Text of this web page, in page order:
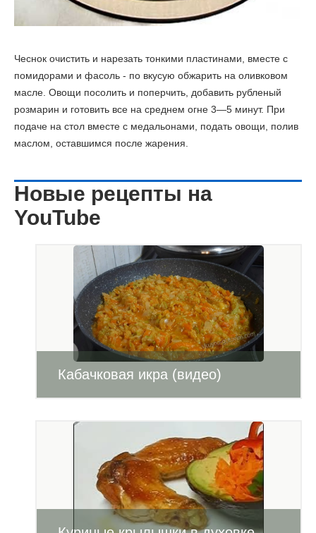
Чеснок очистить и нарезать тонкими пластинами, вместе с
помидорами и фасоль - по вкусую обжарить на оливковом
масле. Овощи посолить и поперчить, добавить рубленый
розмарин и готовить все на среднем огне 3—5 минут. При
подаче на стол вместе с медальонами, подать овощи, полив
маслом, оставшимся после жарения.
Новые рецепты на
YouTube
Кабачковая икра (видео)